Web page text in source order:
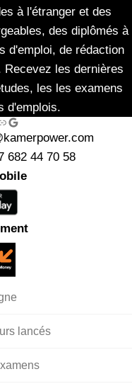
à l'étranger et des
des diplômés à
d'emploi, de rédaction
les dernières
les les examens
d'emplois.
Google
682 44 70 58
lancés